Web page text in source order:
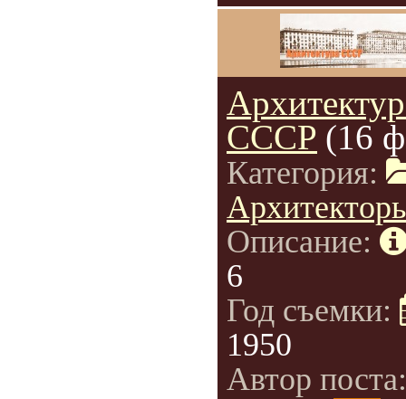
СССР (16
Категория:
Описание:
6
Год съемки:
1950
Автор